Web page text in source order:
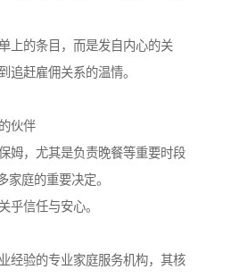
上的条目，而是发自内心的关
追赶雇佣关系的温情。
伙伴
姆，尤其是负责晚餐等重要时段
家庭的重要决定。
乎信任与安心。
经验的专业家庭服务机构，其核